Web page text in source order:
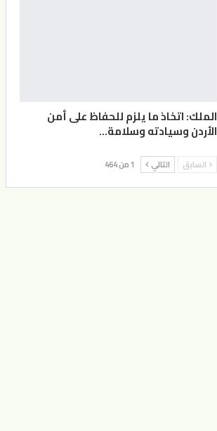
الملك: اتخاذ ما يلزم للحفاظ على أمن
الأردن وسيادته وسلامة…
السابق التالي 1 من 464